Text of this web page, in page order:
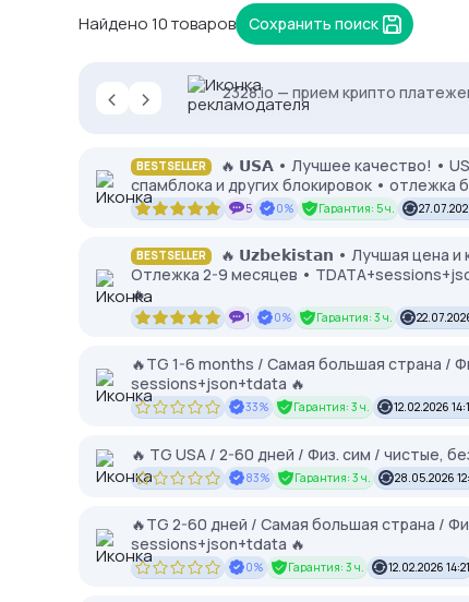
Найдено 10 товаров Сохранить поиск
‹ › Proxys.io - лучшие прокси 💚
NodeMaven: высокий IP Score и
2328.io — прием крипто
BESTSELLER
🔥 𝗨𝗦𝗔 • Лучшее качество! •
спамблока и других блокировок • отлежка
5 0% Гарантия: 5 ч.
BESTSELLER
🔥 𝗨𝘇𝗯𝗲𝗸𝗶𝘀𝘁𝗮𝗻 • Лучшая цена и
Отлежка 2-9 месяцев •
🔥
1 0% Гарантия: 3 ч.
🔥TG 1-6 months / Самая большая страна /
sessions+json+tdata 🔥
33% Гарантия: 3 ч. 12.02.2026
🔥 TG USA / 2-60 дней / Физ. сим / чистые,
83% Гарантия: 3 ч. 28.05.2026
🔥TG 2-60 дней / Самая большая страна /
sessions+json+tdata 🔥
0% Гарантия: 3 ч. 12.02.2026 14:21